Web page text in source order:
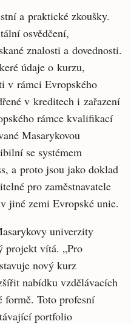
a praktické zkoušky.
osvědčení,
znalosti a dovednosti.
údaje o kurzu,
v rámci Evropského
v kreditech i zařazení
rámce kvalifikací
Masarykovou
se systémem
a proto jsou jako doklad
pro zaměstnavatele
jiné zemi Evropské unie.
univerzity
projekt vítá. „Pro
nový kurz
nabídku vzdělávacích
Toto profesní
portfolio